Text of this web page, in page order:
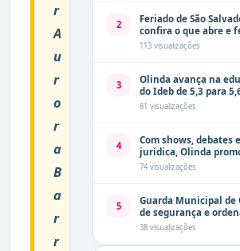
r
A
u
r
o
r
a
B
a
r
r
2
Feriado de São
confira o que abre e
113 visualizações
3
Olinda avança na
do Ideb de 5,3 para
81 visualizações
4
Com shows, debates
jurídica, Olinda
de combate à
neste sábado (8)
74 visualizações
5
Guarda Municipal de
de segurança e
38 visualizações